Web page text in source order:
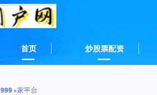
首页 炒股票配资
999+家平台